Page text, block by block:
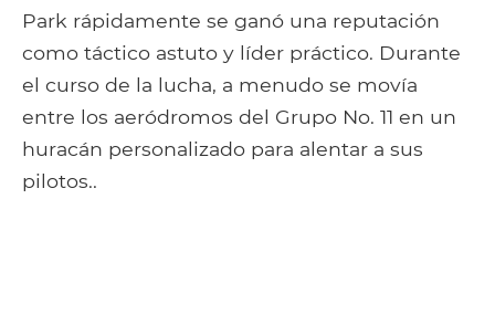
Park rápidamente se ganó una reputación
como táctico astuto y líder práctico. Durante
el curso de la lucha, a menudo se movía
entre los aeródromos del Grupo No. 11 en un
huracán personalizado para alentar a sus
pilotos..